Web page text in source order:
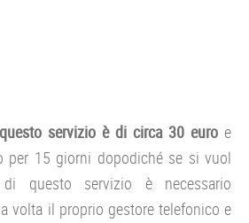
servizio è di circa 30 euro e
per 15 giorni dopodiché se si vuol
di questo servizio è necessario
volta il proprio gestore telefonico e